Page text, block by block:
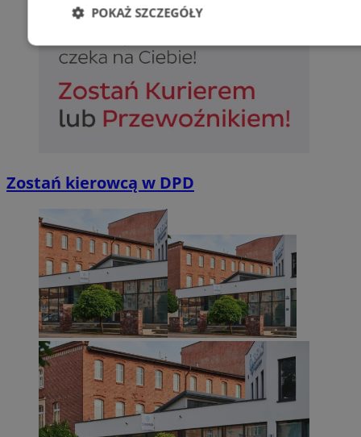
Zostań kierowcą w DPD
POKAŻ SZCZEGÓŁY
Niezbędne Wydajność
Niesklasyfikowane
Niezbędne Wydajność
Niezbędne pliki cookie umożliwiają korzystanie z podstawowych
takich jak logowanie użytkownika i zarządzanie kontem. Bez
można prawidłowo korzystać ze strony internetowej.
Nazwa
Provider/
Domena
SessID
sosnowiecki.pl
QeSessID sosnowiecki.pl
MvSessID sosnowiecki.pl